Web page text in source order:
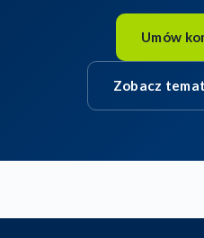
Umów
Zobacz